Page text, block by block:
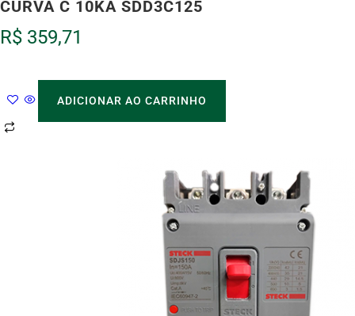
CURVA C 10KA SDD3C125
R$ 359,71
ADICIONAR AO CARRINHO